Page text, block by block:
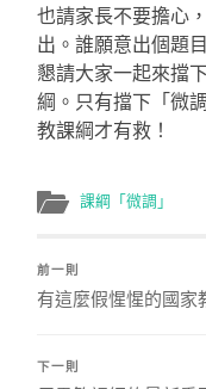
也請家長不要擔心
出。誰願意出個題
懇請大家一起來擋
綱。只有擋下「微
教課綱才有救！
課綱「微調」
前一則
有這麼假惺惺的國家
下一則